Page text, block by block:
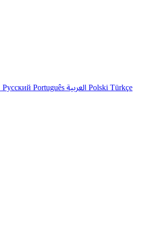
Русский Português Polski Türkçe